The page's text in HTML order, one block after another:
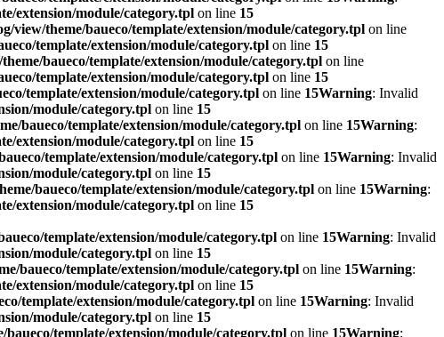
extension/module/category.tpl on line 15
view/theme/baueco/template/extension/module/category.tpl on line
template/extension/module/category.tpl on line 15
baueco/template/extension/module/category.tpl on line
template/extension/module/category.tpl on line 15
template/extension/module/category.tpl on line 15Warning: Invalid
module/category.tpl on line 15
baueco/template/extension/module/category.tpl on line 15Warning:
extension/module/category.tpl on line 15
template/extension/module/category.tpl on line 15Warning: Invalid
module/category.tpl on line 15
baueco/template/extension/module/category.tpl on line 15Warning:
extension/module/category.tpl on line 15
template/extension/module/category.tpl on line 15Warning: Invalid
module/category.tpl on line 15
baueco/template/extension/module/category.tpl on line 15Warning:
extension/module/category.tpl on line 15
template/extension/module/category.tpl on line 15Warning: Invalid
module/category.tpl on line 15
template/extension/module/category.tpl on line 15Warning: